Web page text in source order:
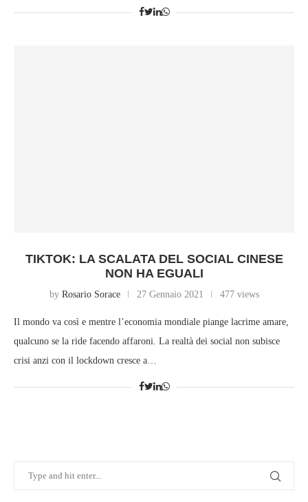
TIKTOK: LA SCALATA DEL SOCIAL CINESE
NON HA EGUALI
by Rosario Sorace 27 Gennaio 2021 477 views
Il mondo va così e mentre l’economia mondiale piange lacrime amare,
qualcuno se la ride facendo affaroni. La realtà dei social non subisce
crisi anzi con il lockdown cresce a…